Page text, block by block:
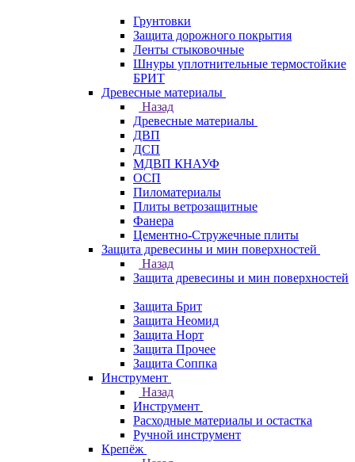
Грунтовки
Защита дорожного покрытия
Ленты стыковочные
Шнуры уплотнительные термостойкие
БРИТ
Древесные материалы
Назад
Древесные материалы
ДВП
ДСП
МДВП КНАУФ
ОСП
Пиломатериалы
Плиты ветрозащитные
Фанера
Цементно-Стружечные плиты
Защита древесины и мин поверхностей
Назад
Защита древесины и мин поверхностей
Защита Брит
Защита Неомид
Защита Норт
Защита Прочее
Защита Соппка
Инструмент
Назад
Инструмент
Расходные материалы и остастка
Ручной инструмент
Крепёж